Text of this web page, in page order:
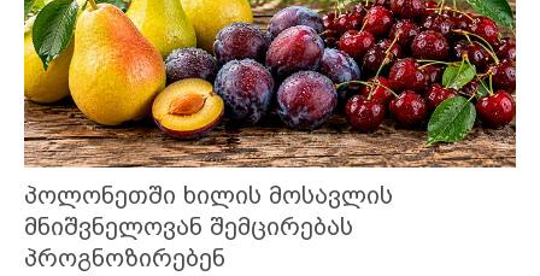
პოლონეთში ხილის მოსავლის
მნიშვნელოვან შემცირებას
პროგნოზირებენ